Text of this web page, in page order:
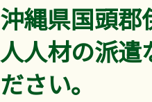
沖縄県国頭郡
人人材の派遣
ださい。